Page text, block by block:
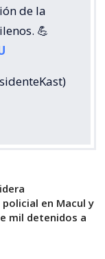
de la
💪
en Macul y
mil detenidos a